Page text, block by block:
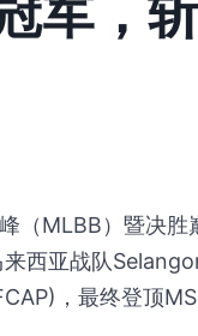
军，
（MLBB）暨决
西亚战队
，最终登顶